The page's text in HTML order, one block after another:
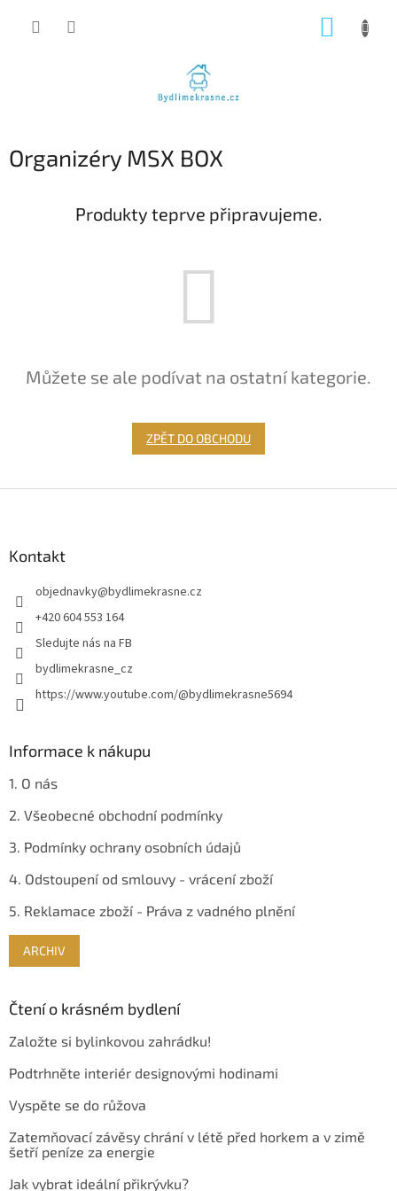
Organizéry MSX BOX
Produkty teprve připravujeme.
Můžete se ale podívat na ostatní kategorie.
ZPĚT DO OBCHODU
Kontakt
objednavky@bydlimekrasne.cz
+420 604 553 164
Sledujte nás na FB
bydlimekrasne_cz
https://www.youtube.com/@bydlimekrasne5694
Informace k nákupu
1. O nás
2. Všeobecné obchodní podmínky
3. Podmínky ochrany osobních údajů
4. Odstoupení od smlouvy - vrácení zboží
5. Reklamace zboží - Práva z vadného plnění
ARCHIV
Čtení o krásném bydlení
Založte si bylinkovou zahrádku!
Podtrhněte interiér designovými hodinami
Vyspěte se do růžova
Zatemňovací závěsy chrání v létě před horkem a v zimě
šetří peníze za energie
Jak vybrat ideální přikrývku?